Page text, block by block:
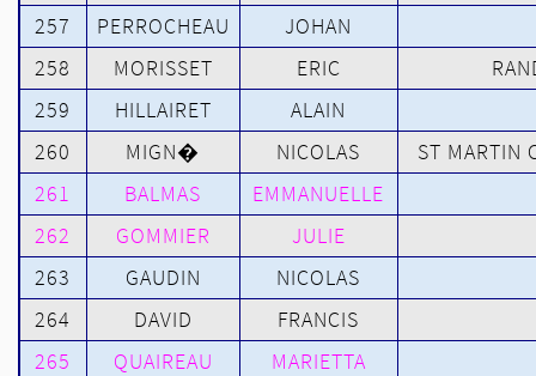
257
PERROCHEAU
JOHAN
258
MORISSET ERIC
259
HILLAIRET
ALAIN
260
MIGN� NICOLAS
ST MARTIN
261
BALMAS
EMMANUELLE
262
GOMMIER
JULIE
263
GAUDIN
NICOLAS
264
DAVID
FRANCIS
265
QUAIREAU
MARIETTA